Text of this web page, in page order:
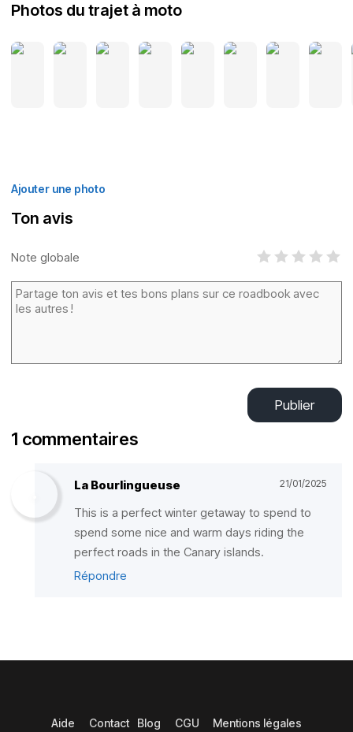
Photos du trajet à moto
Ajouter une photo
Ton avis
Note globale
Publier
1 commentaires
La Bourlingueuse 21/01/2025
This is a perfect winter getaway to spend to
spend some nice and warm days riding the
perfect roads in the Canary islands.
Répondre
Aide Contact Blog CGU Mentions légales